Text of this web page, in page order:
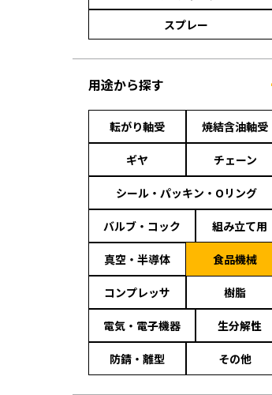
スプレー
用途から探す
転がり軸受 焼結含油軸受
ギヤ チェーン
シール・パッキン・Oリング
バルブ・コック 組み立て用
真空・半導体 食品機械
コンプレッサ 樹脂
電気・電子機器 生分解性
防錆・離型 その他